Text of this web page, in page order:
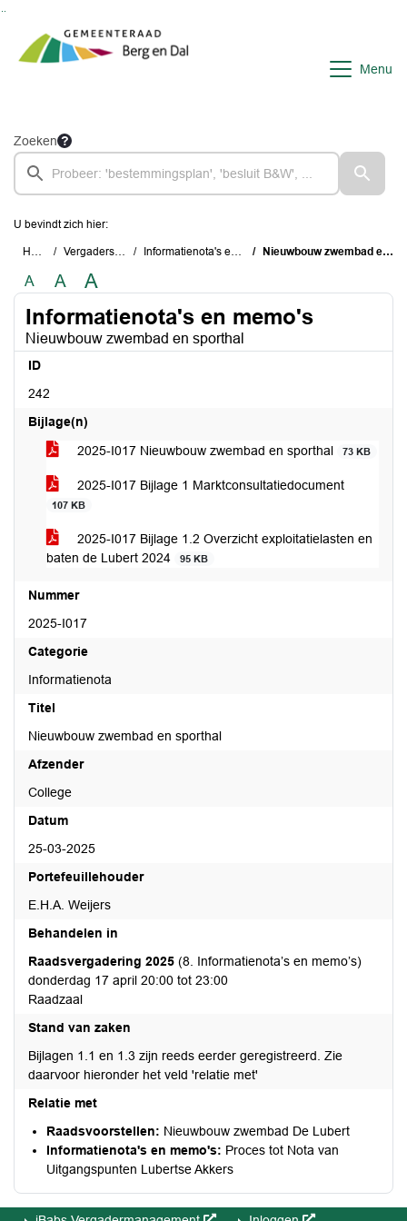
Menu
Zoeken
U bevindt zich hier:
Home Vergaderstukken Informatienota's en memo's Nieuwbouw zwembad en sporthal
A A A
Informatienota's en memo's
Nieuwbouw zwembad en sporthal
ID
242
Bijlage(n)
2025-I017 Nieuwbouw zwembad en sporthal
73 KB
2025-I017 Bijlage 1 Marktconsultatiedocument
107 KB
2025-I017 Bijlage 1.2 Overzicht exploitatielasten en
baten de Lubert 2024
95 KB
Nummer
2025-I017
Categorie
Informatienota
Titel
Nieuwbouw zwembad en sporthal
Afzender
College
Datum
25-03-2025
Portefeuillehouder
E.H.A. Weijers
Behandelen in
Raadsvergadering 2025 (8. Informatienota’s en memo’s)
donderdag 17 april 20:00 tot 23:00
Raadzaal
Stand van zaken
Bijlagen 1.1 en 1.3 zijn reeds eerder geregistreerd. Zie
daarvoor hieronder het veld 'relatie met'
Relatie met
Raadsvoorstellen: Nieuwbouw zwembad De Lubert
Informatienota's en memo's: Proces tot Nota van
Uitgangspunten Lubertse Akkers